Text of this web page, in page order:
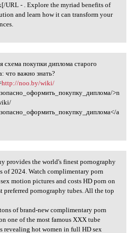
URL - . Explore the myriad benefits of
and learn how it can transform your
схема покупки диплома
схема покупки диплома старого
что важно знать?
http://noo.by/wiki/
>n
a
provides the world's
provides the world's finest pornography
of 2024. Watch complimentary porn
motion pictures and costs HD porn on
preferred pornography tubes. All the top
of brand-new complimentary porn
one of the most famous XXX tube
revealing hot women in full HD sex